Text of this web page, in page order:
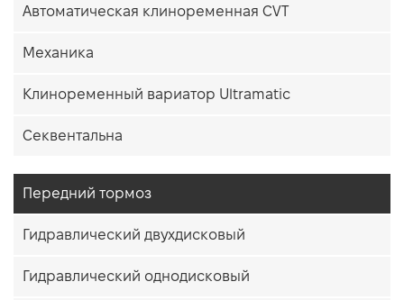
Автоматическая клиноременная CVT
Механика
Клиноременный вариатор Ultramatic
Секвентальна
Передний тормоз
Гидравлический двухдисковый
Гидравлический однодисковый